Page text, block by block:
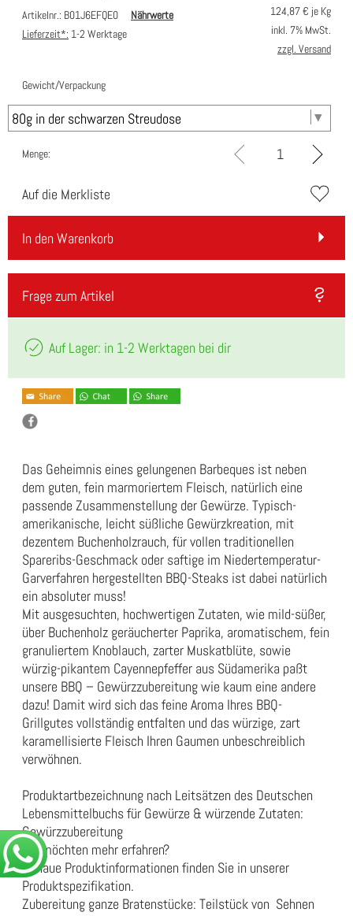
Artikelnr.: B01J6EFQE0
Nährwerte
Lieferzeit*: 1-2 Werktage
124,87€ je Kg
inkl. 7% MwSt.
zzgl. Versand
Gewicht/Verpackung
Menge:
Auf die Merkliste
In den Warenkorb
Frage zum Artikel
Auf Lager: in 1-2 Werktagen bei dir
Das Geheimnis eines gelungenen Barbeques ist neben
dem guten, fein marmoriertem Fleisch, natürlich eine
passende Zusammenstellung der Gewürze. Typisch-
amerikanische, leicht süßliche Gewürzkreation, mit
dezentem Buchenholzrauch, für vollen traditionellen
Spareribs-Geschmack oder saftige im Niedertemperatur-
Garverfahren hergestellten BBQ-Steaks ist dabei natürlich
ein absoluter muss!
Mit ausgesuchten, hochwertigen Zutaten, wie mild-süßer,
über Buchenholz geräucherter Paprika, aromatischem, fein
granuliertem Knoblauch, zarter Muskatblüte, sowie
würzig-pikantem Cayennepfeffer aus Südamerika paßt
unsere BBQ – Gewürzzubereitung wie kaum eine andere
dazu! Damit wird sich das feine Aroma Ihres BBQ-
Grillgutes vollständig entfalten und das würzige, zart
karamellisierte Fleisch Ihren Gaumen unbeschreiblich
verwöhnen.
Produktartbezeichnung nach Leitsätzen des Deutschen
Lebensmittelbuchs für Gewürze & würzende Zutaten:
Gewürzzubereitung
Sie möchten mehr erfahren?
Genaue Produktinformationen finden Sie in unserer
Produktspezifikation.
Zubereitung ganze Bratenstücke: Teilstück von Sehnen